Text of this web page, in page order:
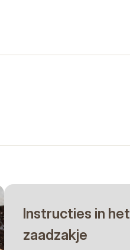
Instructies in het
zaadzakje